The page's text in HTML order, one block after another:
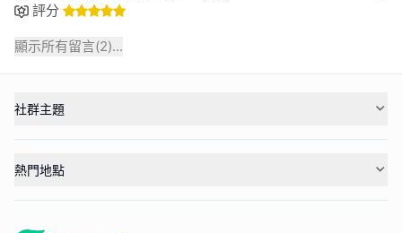
評分
顯示所有留言(2)...
社群主題
熱門地點